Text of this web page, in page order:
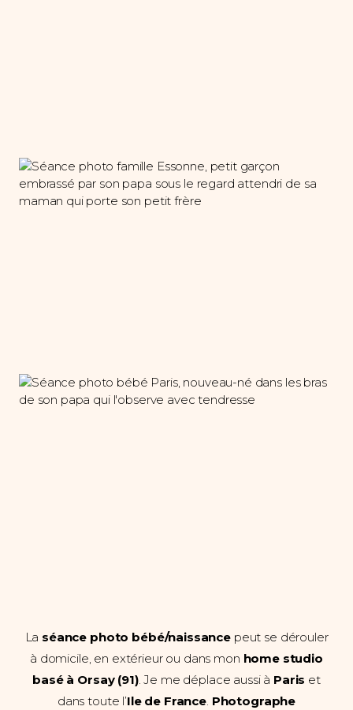
La séance photo bébé/naissance peut se dérouler
à domicile, en extérieur ou dans mon home studio
basé à Orsay (91). Je me déplace aussi à Paris et
dans toute l’Ile de France. Photographe